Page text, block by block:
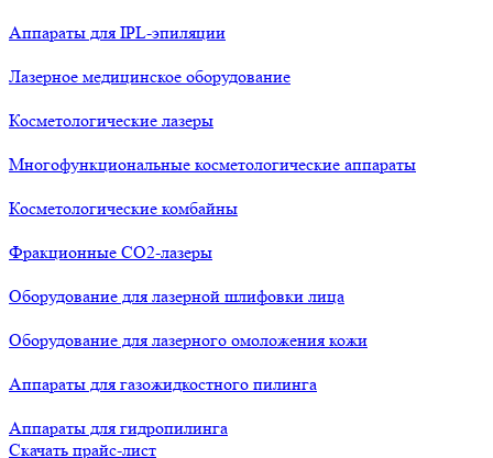
Аппараты для IPL-эпиляции
Лазерное медицинское оборудование
Косметологические лазеры
Многофункциональные косметологические аппараты
Косметологические комбайны
Фракционные СО2-лазеры
Оборудование для лазерной шлифовки лица
Оборудование для лазерного омоложения кожи
Аппараты для газожидкостного пилинга
Аппараты для гидропилинга
Скачать прайс-лист